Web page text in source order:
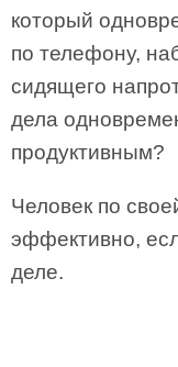
который
по телефону,
сидящего
дела
продуктивным?
Человек по
эффективно,
деле.